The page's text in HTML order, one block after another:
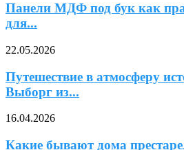
Панели МДФ под бук как
для...
22.05.2026
Путешествие в атмосферу
Выборг из...
16.04.2026
Какие бывают дома